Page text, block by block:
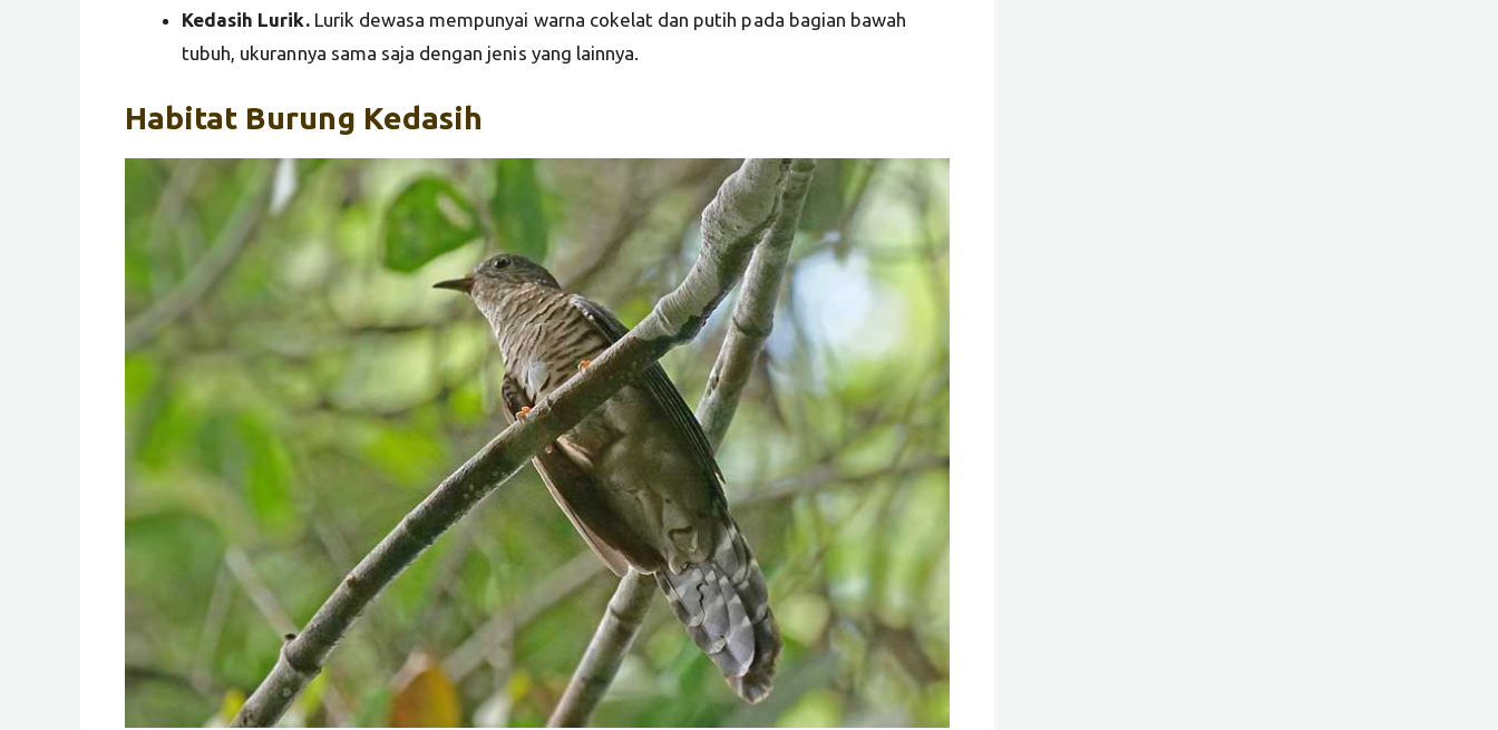
Kedasih Lurik.Lurik dewasa mempunyai warna cokelat dan putih pada bagian bawah
tubuh, ukurannya sama saja dengan jenis yang lainnya.
Habitat Burung Kedasih